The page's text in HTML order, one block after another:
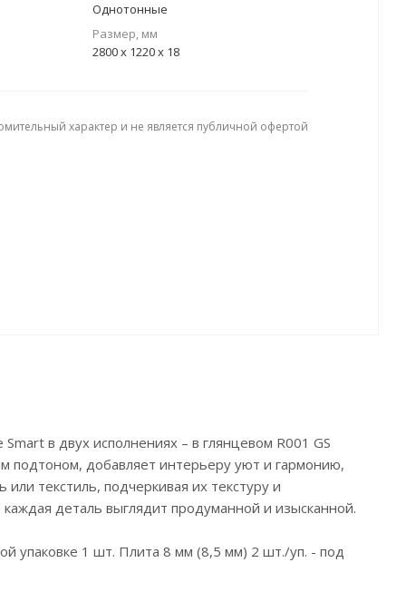
Однотонные
Размер, мм
2800 х 1220 х 18
характер и не является публичной офертой
в двух исполнениях – в глянцевом R001 GS
подтоном, добавляет интерьеру уют и гармонию,
текстиль, подчеркивая их текстуру и
деталь выглядит продуманной и изысканной.
упаковке 1 шт. Плита 8 мм (8,5 мм) 2 шт./уп. - под